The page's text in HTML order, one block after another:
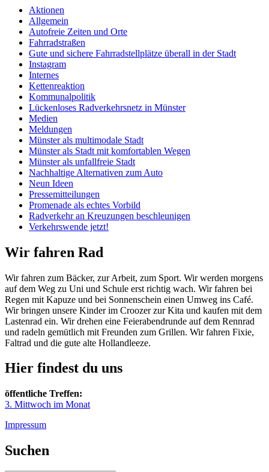
Aktionen
Allgemein
Autofreie Zeiten und Orte
Fahrradstraßen
Gute und sichere Fahrradstellplätze überall in der Stadt
Instagram
Internes
Kettenreaktion
Kommunalpolitik
Lückenloses Radverkehrsnetz in Münster
Medien
Meldungen
Münster als multimodale Stadt
Münster als Stadt mit komfortablen Wegen
Münster als unfallfreie Stadt
Nachhaltige Alternativen zum Auto
Neun Ideen
Pressemitteilungen
Promenade als echtes Vorbild
Radverkehr an Kreuzungen beschleunigen
Verkehrswende jetzt!
Wir fahren Rad
Wir fahren zum Bäcker, zur Arbeit, zum Sport. Wir werden morgens
auf dem Weg zu Uni und Schule erst richtig wach. Wir fahren bei
Regen mit Kapuze und bei Sonnenschein einen Umweg ins Café.
Wir bringen unsere Kinder im Croozer zur Kita und kaufen mit dem
Lastenrad ein. Wir drehen eine Feierabendrunde auf dem Rennrad
und radeln gemütlich mit Freunden zum Grillen. Wir fahren Fixie,
Faltrad und die gute alte Hollandleeze.
Hier findest du uns
öffentliche Treffen:
3. Mittwoch im Monat
Impressum
Suchen